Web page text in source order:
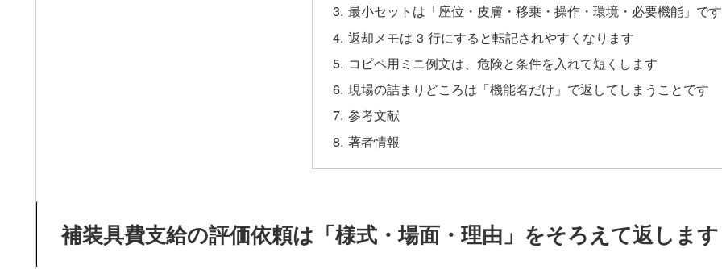
最小セットは「座位・皮膚・移乗・操作・環境・必要機能」です
返却メモは 3 行にすると転記されやすくなります
コピペ用ミニ例文は、危険と条件を入れて短くします
現場の詰まりどころは「機能名だけ」で返してしまうことです
参考文献
著者情報
補装具費支給の評価依頼は「様式・場面・理由」をそろえて返します